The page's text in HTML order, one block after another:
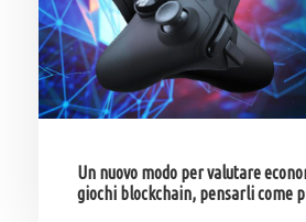
Un nuovo modo per valutare
giochi blockchain, pensarli come